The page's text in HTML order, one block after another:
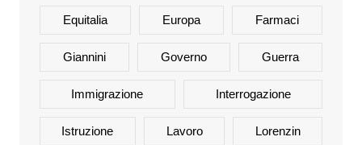
Equitalia Europa Farmaci
Giannini Governo Guerra
Immigrazione Interrogazione
Istruzione Lavoro Lorenzin